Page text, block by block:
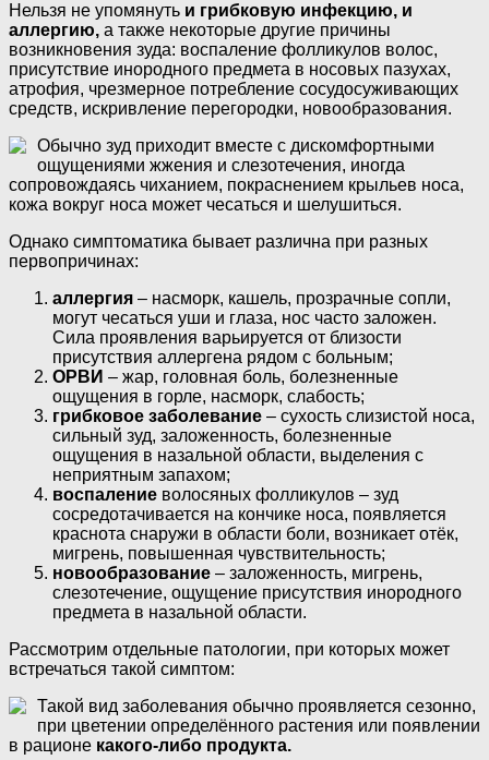
Нельзя не упомянуть и грибковую инфекцию, и
аллергию, а также некоторые другие причины
возникновения зуда: воспаление фолликулов волос,
присутствие инородного предмета в носовых пазухах,
атрофия, чрезмерное потребление сосудосуживающих
средств, искривление перегородки, новообразования.
Обычно зуд приходит вместе с дискомфортными
ощущениями жжения и слезотечения, иногда
сопровождаясь чиханием, покраснением крыльев носа,
кожа вокруг носа может чесаться и шелушиться.
Однако симптоматика бывает различна при разных
первопричинах:
аллергия – насморк, кашель, прозрачные сопли,
могут чесаться уши и глаза, нос часто заложен.
Сила проявления варьируется от близости
присутствия аллергена рядом с больным;
ОРВИ – жар, головная боль, болезненные
ощущения в горле, насморк, слабость;
грибковое заболевание – сухость слизистой носа,
сильный зуд, заложенность, болезненные
ощущения в назальной области, выделения с
неприятным запахом;
воспаление волосяных фолликулов – зуд
сосредотачивается на кончике носа, появляется
краснота снаружи в области боли, возникает отёк,
мигрень, повышенная чувствительность;
новообразование – заложенность, мигрень,
слезотечение, ощущение присутствия инородного
предмета в назальной области.
Рассмотрим отдельные патологии, при которых может
встречаться такой симптом:
Такой вид заболевания обычно проявляется сезонно,
при цветении определённого растения или появлении
в рационе какого-либо продукта.